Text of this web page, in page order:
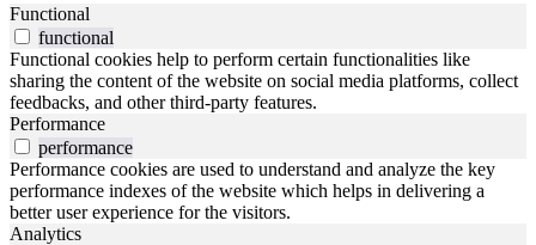
Functional
functional
Functional cookies help to perform certain functionalities like
sharing the content of the website on social media platforms, collect
feedbacks, and other third-party features.
Performance
performance
Performance cookies are used to understand and analyze the key
performance indexes of the website which helps in delivering a
better user experience for the visitors.
Analytics